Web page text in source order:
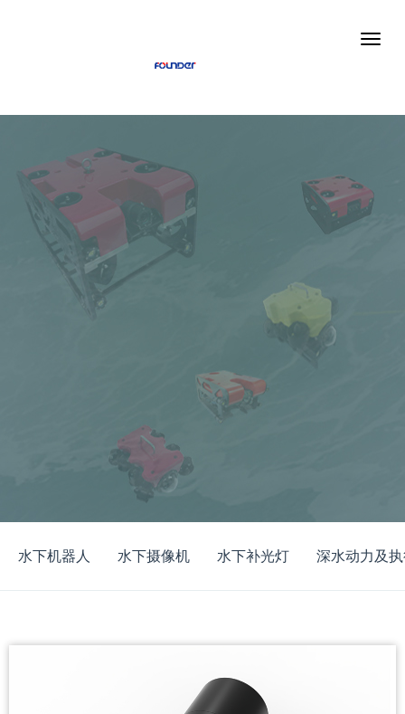
水下机器人 水下摄像机 水下补光灯 深水动力及